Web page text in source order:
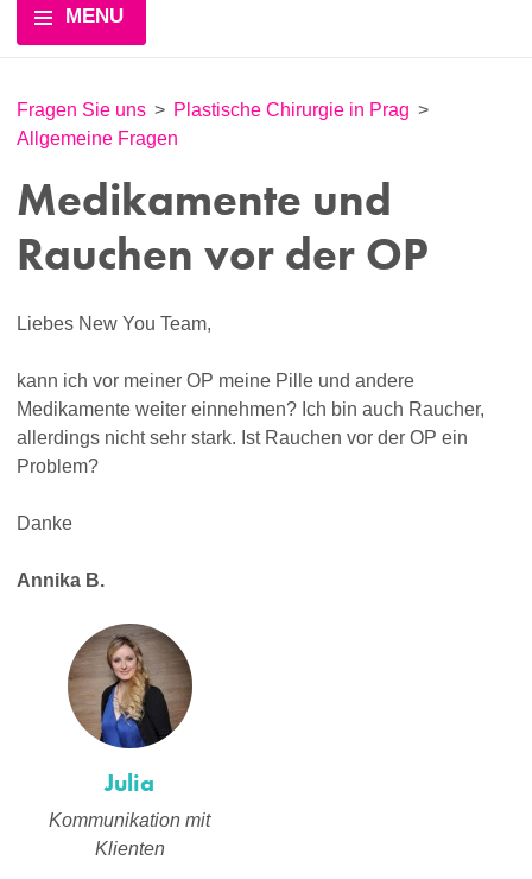
MENU
Fragen Sie uns > Plastische Chirurgie in Prag >
Allgemeine Fragen
Medikamente und
Rauchen vor der OP
Liebes New You Team,
kann ich vor meiner OP meine Pille und andere
Medikamente weiter einnehmen? Ich bin auch Raucher,
allerdings nicht sehr stark. Ist Rauchen vor der OP ein
Problem?
Danke
Annika B.
Julia
Kommunikation mit
Klienten